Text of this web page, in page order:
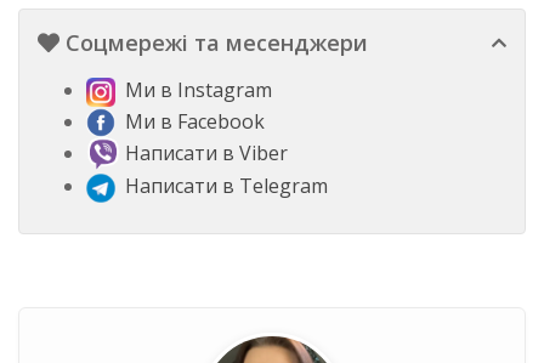
Соцмережі та месенджери
Ми в Instagram
Ми в Facebook
Написати в Viber
Написати в Telegram